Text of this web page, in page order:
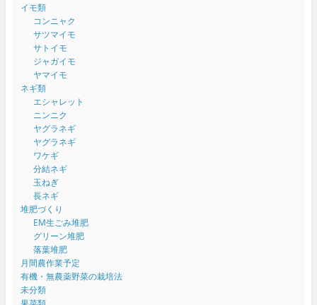
イモ類
コンニャク
サツマイモ
サトイモ
ジャガイモ
ヤマイモ
ネギ類
エシャレット
ニンニク
ヤグラネギ
ヤグラネギ
ワケギ
分結ネギ
玉ねぎ
長ネギ
堆肥づくり
EM生ごみ堆肥
グリーン堆肥
落葉堆肥
月間農作業予定
有機・無農薬野菜の栽培法
未分類